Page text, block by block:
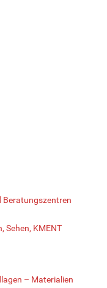
Beratungszentren
Sehen, KMENT
– Materialien